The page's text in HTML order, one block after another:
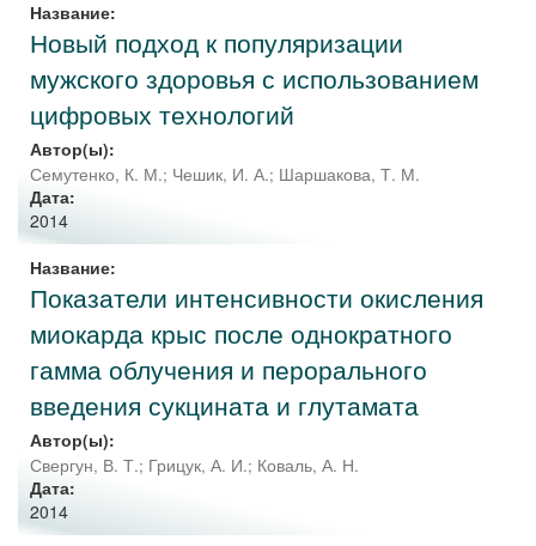
Название:
Новый подход к популяризации
мужского здоровья с использованием
цифровых технологий
Автор(ы):
Семутенко, К. М.; Чешик, И. А.; Шаршакова, Т. М.
Дата:
2014
Название:
Показатели интенсивности окисления
миокарда крыс после однократного
гамма облучения и перорального
введения сукцината и глутамата
Автор(ы):
Свергун, В. Т.; Грицук, А. И.; Коваль, А. Н.
Дата:
2014